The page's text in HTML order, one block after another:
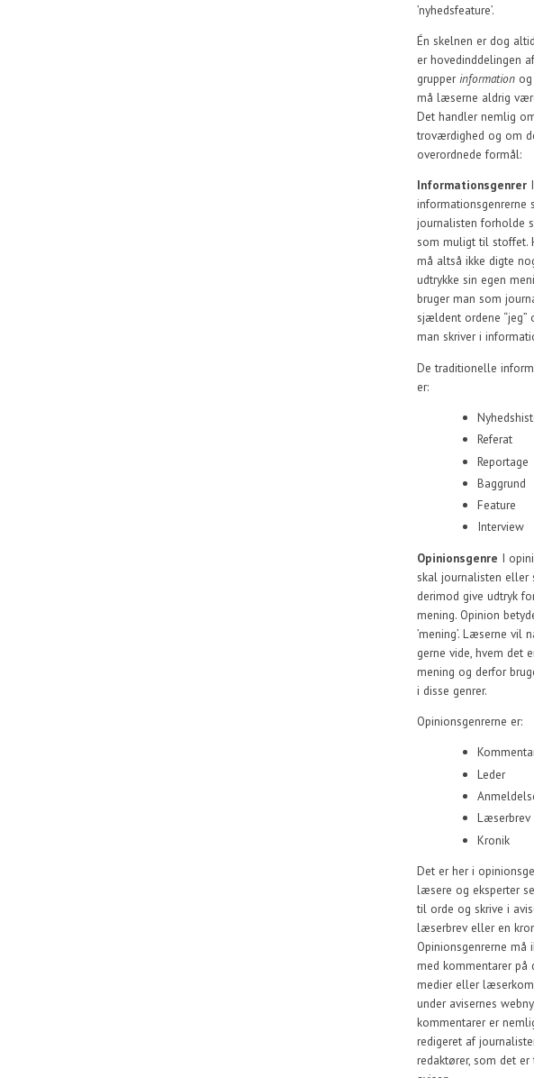
’nyhedsfeature’.
Én skelnen er dog
er hovedinddelingen
grupperinformation
må læserne aldrig
Det handler nemlig
troværdighed og om
overordnede formål:
Informationsgenrer I
informationsgenrerne
journalisten forholde
som muligt til stoffet.
må altså ikke digte
udtrykke sin egen
bruger man som
sjældent ordene “jeg”
man skriver i
De traditionelle
er:
Referat
Reportage
Baggrund
Feature
Interview
Opinionsgenre I
skal journalisten eller
derimod give udtryk
mening. Opinion
’mening’. Læserne vil
gerne vide, hvem det
mening og derfor
i disse genrer.
Opinionsgenrerne er:
Leder
Læserbrev
Kronik
Det er her i
læsere og eksperter
til orde og skrive i
læserbrev eller en
Opinionsgenrerne må
med kommentarer på
medier eller
under avisernes
kommentarer er
redigeret af
redaktører, som det